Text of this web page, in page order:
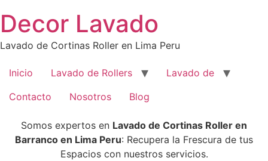
al
contenido
Decor Lavado
Lavado de Cortinas Roller en Lima Peru
Inicio Lavado de Rollers
Lavado de
Contacto
Nosotros Blog
Somos expertos en Lavado de Cortinas Roller en
Barranco en Lima Peru: Recupera la Frescura de tus
Espacios con nuestros servicios.